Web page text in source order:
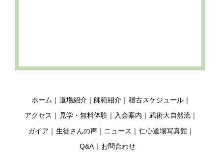
ホーム 道場紹介 師範紹介
稽古スケジュール
アクセス
見学・無料体験 入会案内
武術大自然流
ガイア
生徒さんの声 ニュース
仁心道場写真館
Q&A
お問合わせ